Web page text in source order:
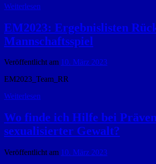
Weiterlesen
EM2023: Ergebnislisten
Mannschaftsspiel
Veröffentlicht am 10. März 2023
EM2023_Team_RR
Weiterlesen
Wo finde ich Hilfe bei
sexualisierter Gewalt?
Veröffentlicht am 10. März 2023